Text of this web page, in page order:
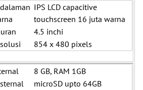
IPS LCD capacitive
touchscreen 16 juta warna
4.5 inchi
854 x 480 pixels
8 GB, RAM 1GB
microSD upto 64GB